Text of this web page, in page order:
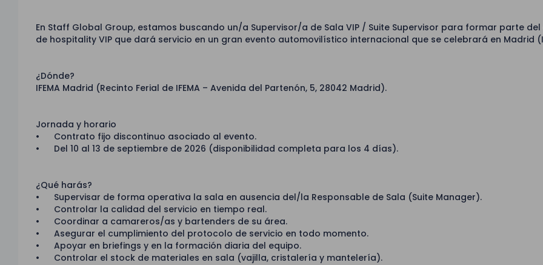
En Staff Global Group, estamos buscando un/a Supervisor/a de Sala VIP / Suite Supervisor para formar parte
de hospitality VIP que dará servicio en un gran evento automovilístico internacional que se celebrará en Madrid
¿Dónde?
IFEMA Madrid (Recinto Ferial de IFEMA – Avenida del Partenón, 5, 28042 Madrid).
Jornada y horario
• Contrato fijo discontinuo asociado al evento.
• Del 10 al 13 de septiembre de 2026 (disponibilidad completa para los 4 días).
¿Qué harás?
• Supervisar de forma operativa la sala en ausencia del/la Responsable de Sala (Suite Manager).
• Controlar la calidad del servicio en tiempo real.
• Coordinar a camareros/as y bartenders de su área.
• Asegurar el cumplimiento del protocolo de servicio en todo momento.
• Apoyar en briefings y en la formación diaria del equipo.
• Controlar el stock de materiales en sala (vajilla, cristalería y mantelería).